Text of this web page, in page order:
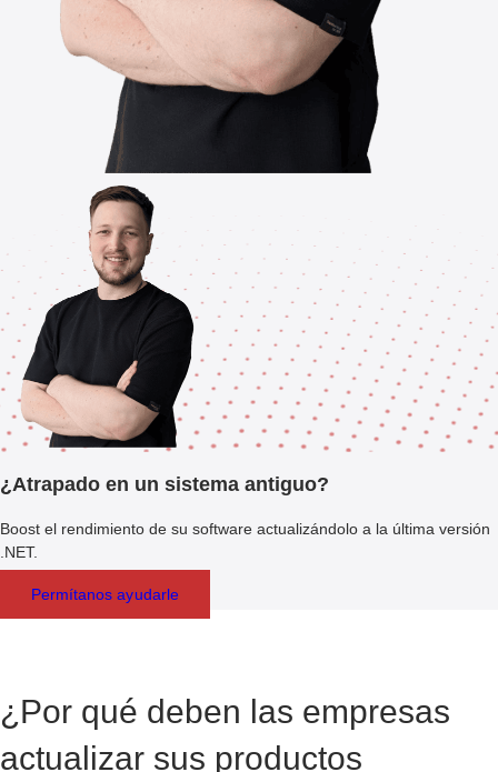
¿Atrapado en un sistema antiguo?
Boost el rendimiento de su software actualizándolo a la última versión
.NET.
Permítanos ayudarle
¿Por qué deben las empresas
actualizar sus productos